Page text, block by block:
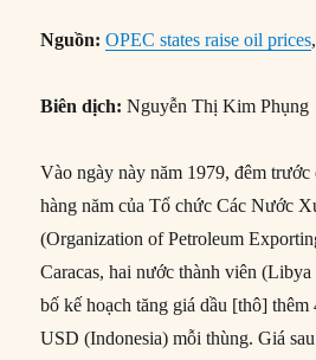
Nguồn:OPEC states raise oil prices
Biên dịch: Nguyễn Thị Kim Phụng
Vào ngày này năm 1979, đêm
hàng năm của Tổ chức Các Nước
(Organization of Petroleum
Caracas, hai nước thành viên
bố kế hoạch tăng giá dầu [thô]
USD (Indonesia) mỗi thùng. Giá